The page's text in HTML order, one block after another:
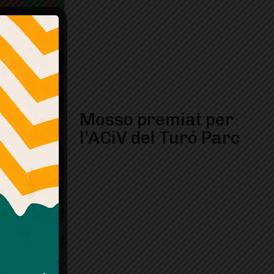
Mosso premiat per
l’ACiV del Turó Parc